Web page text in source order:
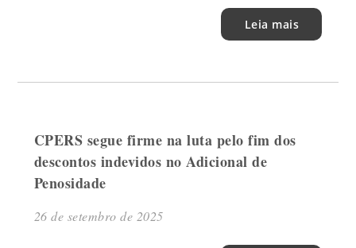
Leia mais
CPERS segue firme na luta pelo fim dos
descontos indevidos no Adicional de
Penosidade
26 de setembro de 2025